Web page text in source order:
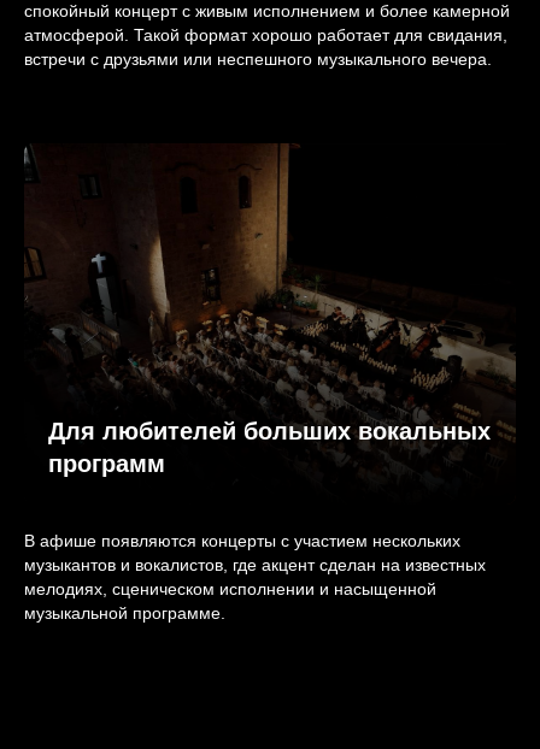
спокойный концерт с живым исполнением и более камерной
атмосферой. Такой формат хорошо работает для свидания,
встречи с друзьями или неспешного музыкального вечера.
Для любителей больших вокальных
программ
В афише появляются концерты с участием нескольких
музыкантов и вокалистов, где акцент сделан на известных
мелодиях, сценическом исполнении и насыщенной
музыкальной программе.